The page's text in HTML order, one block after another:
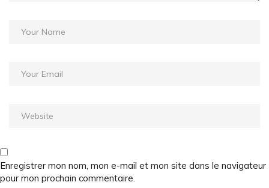
Enregistrer mon nom, mon e-mail et mon site dans le navigateur
pour mon prochain commentaire.